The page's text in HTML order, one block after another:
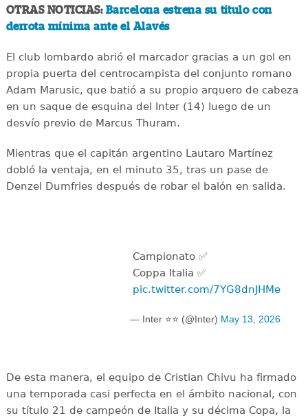
OTRAS NOTICIAS: Barcelona estrena su título con
derrota mínima ante el Alavés
El club lombardo abrió el marcador gracias a un gol en
propia puerta del centrocampista del conjunto romano
Adam Marusic, que batió a su propio arquero de cabeza
en un saque de esquina del Inter (14) luego de un
desvío previo de Marcus Thuram.
Mientras que el capitán argentino Lautaro Martínez
dobló la ventaja, en el minuto 35, tras un pase de
Denzel Dumfries después de robar el balón en salida.
Campionato ✅
Coppa Italia ✅
pic.twitter.com/7YG8dnJHMe
— Inter ⭐⭐ (@Inter) May 13, 2026
De esta manera, el equipo de Cristian Chivu ha firmado
una temporada casi perfecta en el ámbito nacional, con
su título 21 de campeón de Italia y su décima Copa, la